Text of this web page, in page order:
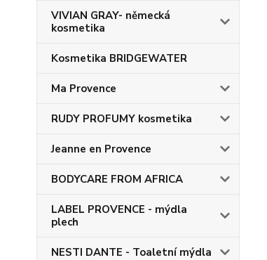
VIVIAN GRAY- německá
kosmetika
Kosmetika BRIDGEWATER
Ma Provence
RUDY PROFUMY kosmetika
Jeanne en Provence
BODYCARE FROM AFRICA
LABEL PROVENCE - mýdla
plech
NESTI DANTE - Toaletní mýdla